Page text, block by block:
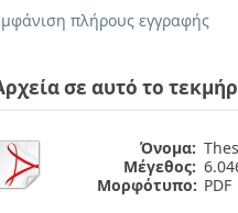
πλήρους εγγραφής
σε αυτό το
Όνομα:
Μέγεθος:
Μορφότυπο: PDF